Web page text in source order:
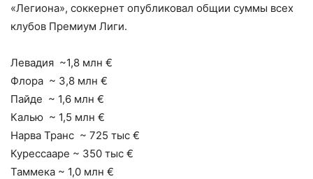
«Легиона», соккернет опубликовал общии суммы всех
клубов Премиум Лиги.
Левадия ~1,8 млн €
Флора ~ 3,8 млн €
Пайде ~ 1,6 млн €
Калью ~ 1,5 млн €
Нарва Транс ~ 725 тыс €
Курессааре ~ 350 тыс €
Таммека ~ 1,0 млн €